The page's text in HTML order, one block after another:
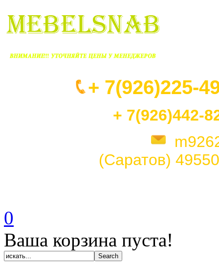
+ 7(926)225-
+ 7(926)442-
(Саратов)
0
Ваша корзина пуста!